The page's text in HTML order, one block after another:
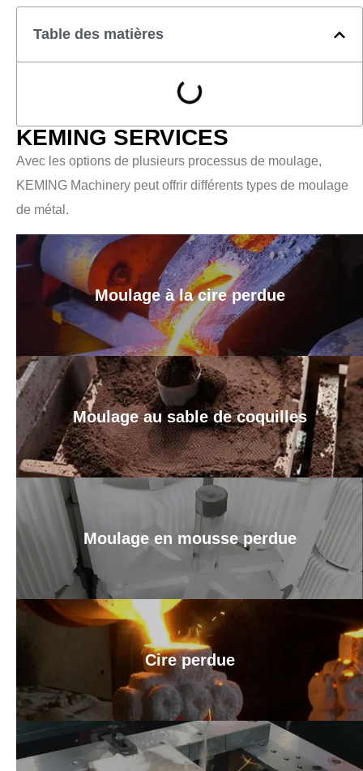
Table des matières
KEMING SERVICES
Avec les options de plusieurs processus de moulage,
KEMING Machinery peut offrir différents types de moulage
de métal.
Moulage à la cire perdue
Moulage au sable de coquilles
Moulage en mousse perdue
Cire perdue